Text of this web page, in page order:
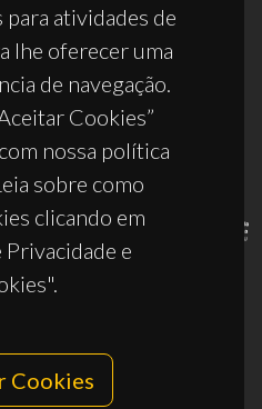
para atividades de
lhe oferecer uma
de navegação.
Cookies”
nossa política
sobre como
clicando em
e
Cookies
UID/PRR2/50011/2025